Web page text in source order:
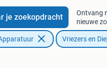
je zoekopdracht
Ontvang
nieuwe
Vriezers en